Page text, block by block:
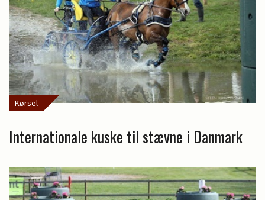
Kørsel
Internationale kuske til stævne i Danmark